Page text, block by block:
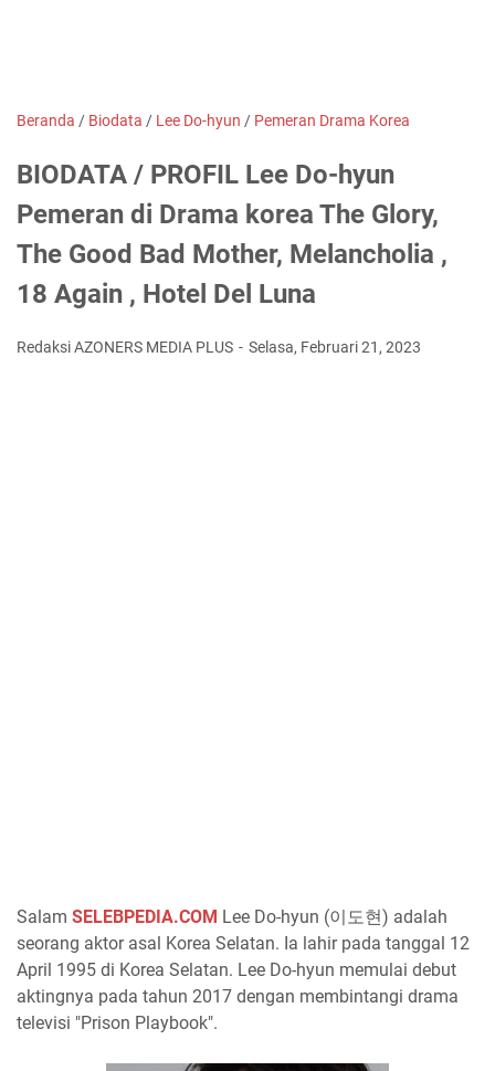
Beranda / Biodata / Lee Do-hyun / Pemeran Drama Korea
BIODATA / PROFIL Lee Do-hyun
Pemeran di Drama korea The Glory,
The Good Bad Mother, Melancholia ,
18 Again , Hotel Del Luna
Redaksi AZONERS MEDIA PLUS Selasa, Februari 21, 2023
Salam SELEBPEDIA.COM Lee Do-hyun (이도현) adalah
seorang aktor asal Korea Selatan. Ia lahir pada tanggal 12
April 1995 di Korea Selatan. Lee Do-hyun memulai debut
aktingnya pada tahun 2017 dengan membintangi drama
televisi "Prison Playbook".